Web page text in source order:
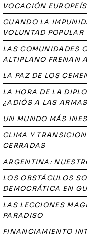
VOCACIÓN
CUANDO LA
VOLUNTAD POPULAR
LAS COMUNIDADES
ALTIPLANO FRENAN
LA PAZ DE LOS
LA HORA DE LA
¿ADIÓS A LAS
UN MUNDO MÁS
CLIMA Y
CERRADAS
ARGENTINA:
LOS OBSTÁCULOS
DEMOCRÁTICA EN
LAS LECCIONES
PARADISO
FINANCIAMIENTO